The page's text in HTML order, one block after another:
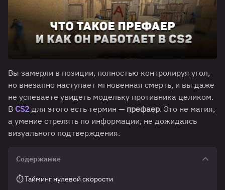
Вы замерли в позиции, полностью контролируя угол,
но внезапно наступает мгновенная смерть, и вы даже
не успеваете увидеть модельку противника целиком.
В CS2 для этого есть термин — префаер. Это не магия,
а умение стрелять по информации, не дожидаясь
визуального подтверждения.
Содержание
⏱️ Тайминг нулевой скорости